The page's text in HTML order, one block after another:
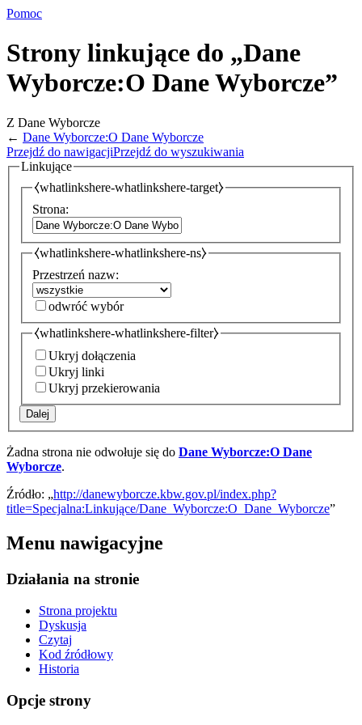
Pomoc
Strony linkujące do „Dane
Wyborcze:O Dane Wyborcze”
Z Dane Wyborcze
← Dane Wyborcze:O Dane Wyborcze
Przejdź do nawigacjiPrzejdź do wyszukiwania
Linkujące
⧼whatlinkshere-whatlinkshere-target⧽
Strona:
⧼whatlinkshere-whatlinkshere-ns⧽
Przestrzeń nazw:
odwróć wybór
⧼whatlinkshere-whatlinkshere-filter⧽
Ukryj dołączenia
Ukryj linki
Ukryj przekierowania
Dalej
Żadna strona nie odwołuje się do Dane Wyborcze:O Dane
Wyborcze.
Źródło: „http://danewyborcze.kbw.gov.pl/index.php?
title=Specjalna:Linkujące/Dane_Wyborcze:O_Dane_Wyborcze”
Menu nawigacyjne
Działania na stronie
Strona projektu
Dyskusja
Czytaj
Kod źródłowy
Historia
Opcje strony